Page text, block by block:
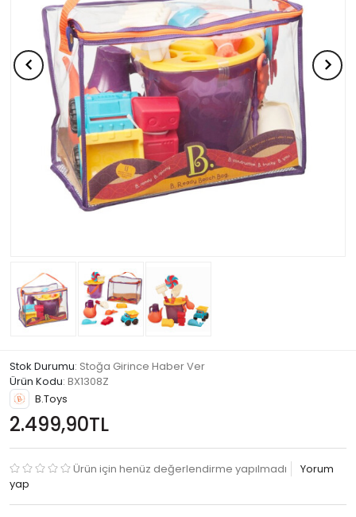
Stok Durumu: Stoğa Girince Haber Ver
Ürün Kodu: BX1308Z
B.Toys
2.499,90TL
Ürün için henüz değerlendirme yapılmadı
Yorum
yap